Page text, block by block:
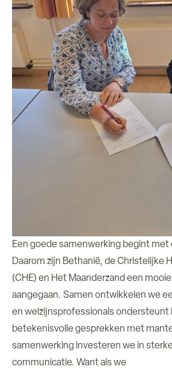
Een goede samenwerking begint met
Daarom zijn Bethanië, de Christelijke
(CHE) en Het Maanderzand een
aangegaan. Samen ontwikkelen we
en welzijnsprofessionals ondersteunt
betekenisvolle gesprekken met
samenwerking investeren we in
communicatie. Want als we